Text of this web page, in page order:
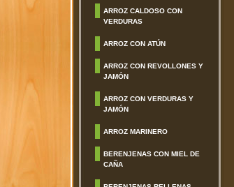
ARROZ CALDOSO CON
VERDURAS
ARROZ CON ATÚN
ARROZ CON REVOLLONES Y
JAMÓN
ARROZ CON VERDURAS Y
JAMÓN
ARROZ MARINERO
BERENJENAS CON MIEL DE
CAÑA